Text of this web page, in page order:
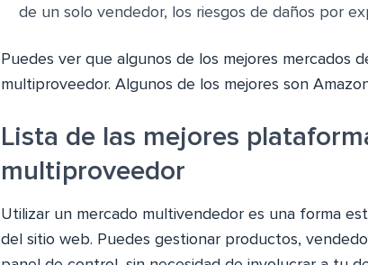
de un solo vendedor, los riesgos de daños por
Puedes ver que algunos de los mejores mercados
multiproveedor. Algunos de los mejores son
Lista de las mejores
multiproveedor
Utilizar un mercado multivendedor es una forma
del sitio web. Puedes gestionar productos,